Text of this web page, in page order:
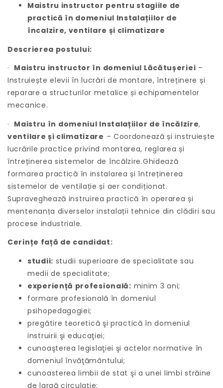
Maistru instructor pentru stagiile de
practică în domeniul Instalațiilor de
încalzire, ventilare și climatizare
Descrierea postului:
· Maistru instructor în domeniul Lăcătușeriei –
Instruiește elevii în lucrări de montare, întreținere și
reparare a structurilor metalice și echipamentelor
mecanice.
· Maistru în domeniul Instalațiilor de încălzire,
ventilare și climatizare – Coordonează și instruiește
lucrările practice privind montarea, reglarea și
întreținerea sistemelor de încălzire.Ghidează
formarea practică în instalarea și întreținerea
sistemelor de ventilație și aer condiționat.
Supraveghează instruirea practică în operarea și
mentenanța diverselor instalații tehnice din clădiri sau
procese industriale.
Cerințe față de candidat:
studii: studii superioare de specialitate sau
medii de specialitate;
experiență profesională: minim 3 ani;
formare profesională în domeniul
psihopedagogiei;
pregătire teoretică şi practică în domeniul
instruirii şi educaţiei;
cunoaşterea legislaţiei şi actelor normative în
domeniul învăţământului;
cunoasterea limbii de stat şi a unei limbi străine
de largă circulaţie;